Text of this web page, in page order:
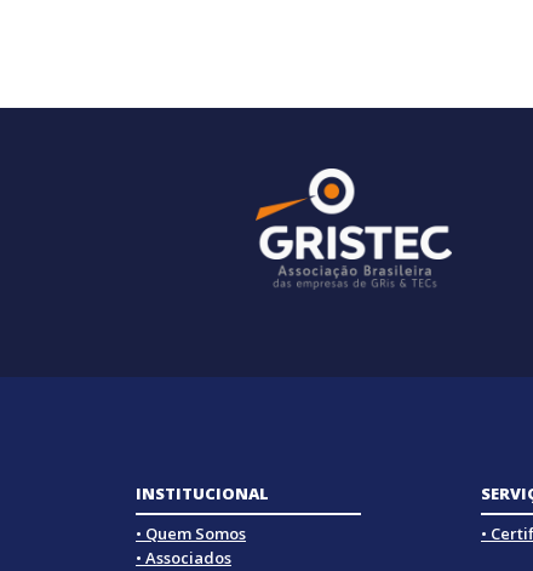
INSTITUCIONAL
• Quem Somos
• Associados
•